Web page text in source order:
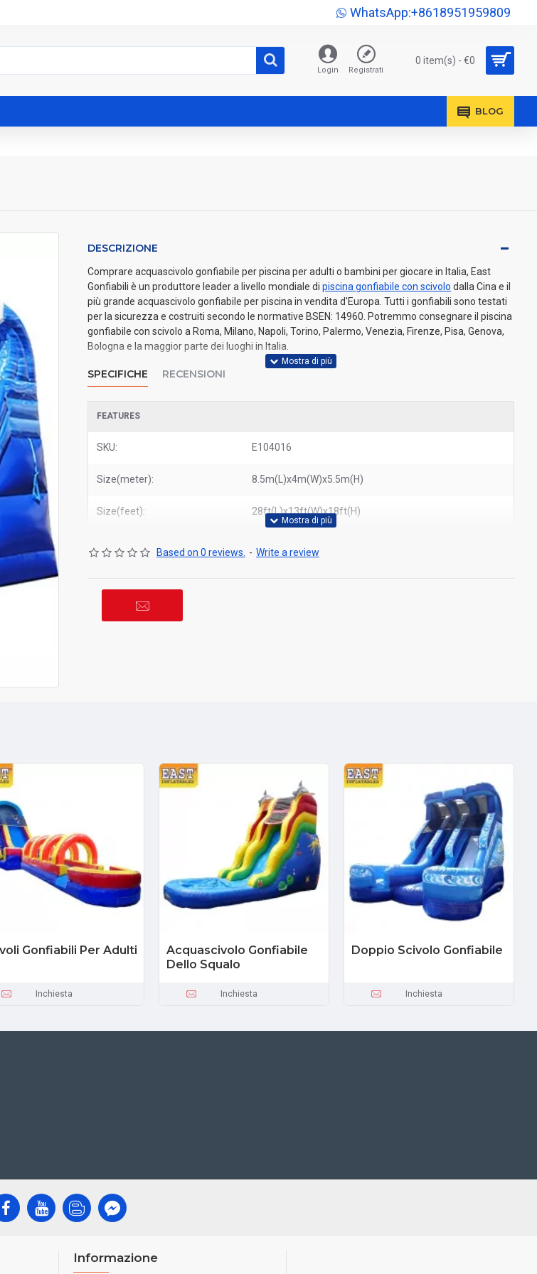
WhatsApp:+8618951959809
Login Registrati
0 item(s) - €0
BLOG
DESCRIZIONE
Comprare acquascivolo gonfiabile per piscina per adulti o bambini per giocare in Italia, East
Gonfiabili è un produttore leader a livello mondiale di piscina gonfiabile con scivolo dalla Cina e il
più grande acquascivolo gonfiabile per piscina in vendita d'Europa. Tutti i gonfiabili sono testati
per la sicurezza e costruiti secondo le normative BSEN: 14960. Potremmo consegnare il piscina
gonfiabile con scivolo a Roma, Milano, Napoli, Torino, Palermo, Venezia, Firenze, Pisa, Genova,
Bologna e la maggior parte dei luoghi in Italia.
SPECIFICHE RECENSIONI
FEATURES
SKU: E104016
Size(meter): 8.5m(L)x4m(W)x5.5m(H)
Size(feet): 28ft(L)x13ft(W)x18ft(H)
Based on 0 reviews. - Write a review
Gonfiabili Per Adulti
Inchiesta
Acquascivolo Gonfiabile
Dello Squalo
Inchiesta
Doppio Scivolo Gonfiabile
Inchiesta
Informazione